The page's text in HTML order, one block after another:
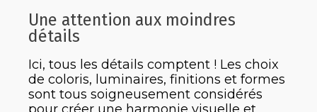
Une attention aux moindres
détails
Ici, tous les détails comptent ! Les choix
de coloris, luminaires, finitions et formes
sont tous soigneusement considérés